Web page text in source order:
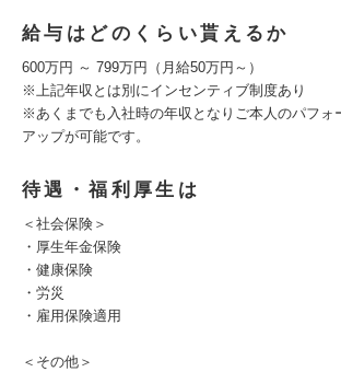
給与はどのくらい貰えるか
600万円 ～ 799万円（月給50万円～）
※上記年収とは別にインセンティブ制度あり
※あくまでも入社時の年収となりご本人のパフォ
アップが可能です。
待遇・福利厚生は
＜社会保険＞
・厚生年金保険
・健康保険
・労災
・雇用保険適用
＜その他＞